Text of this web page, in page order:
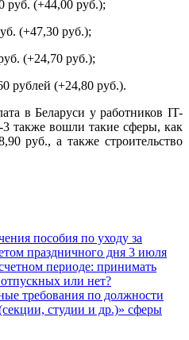
руб. (+44,00 руб.);
(+47,30 руб.);
(+24,70 руб.);
рублей (+24,80 руб.).
в Беларуси у работников IT-
также вошли такие сферы, как
руб., а также строительство
пособия по уходу за
праздничного дня 3 июля
периоде: принимать
или нет?
требования по должности
студии и др.)» сферы